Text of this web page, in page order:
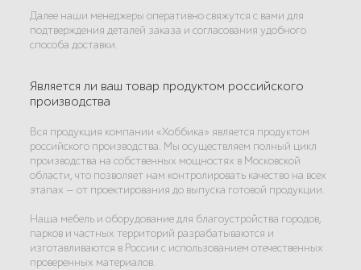
Далее наши менеджеры оперативно свяжутся с вами для
подтверждения деталей заказа и согласования удобного
способа доставки.
Является ли ваш товар продуктом российского
производства
Вся продукция компании «Хоббика» является продуктом
российского производства. Мы осуществляем полный цикл
производства на собственных мощностях в Московской
области, что позволяет нам контролировать качество на всех
этапах — от проектирования до выпуска готовой продукции.
Наша мебель и оборудование для благоустройства городов,
парков и частных территорий разрабатываются и
изготавливаются в России с использованием отечественных
проверенных материалов.